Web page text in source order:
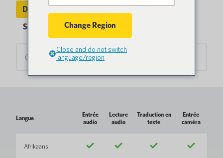
Device Languages
Pays
Sentio Languages
Langue
Entrée
audio
Lecture
audio
Traduction en
texte
Entrée
caméra
Afrikaans
Change Region
Close and do not switch
language/region